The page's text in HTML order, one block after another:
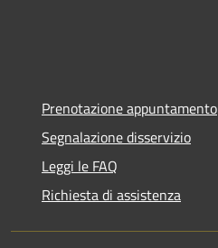
Prenotazione appuntamento
Segnalazione disservizio
Leggi le FAQ
Richiesta di assistenza